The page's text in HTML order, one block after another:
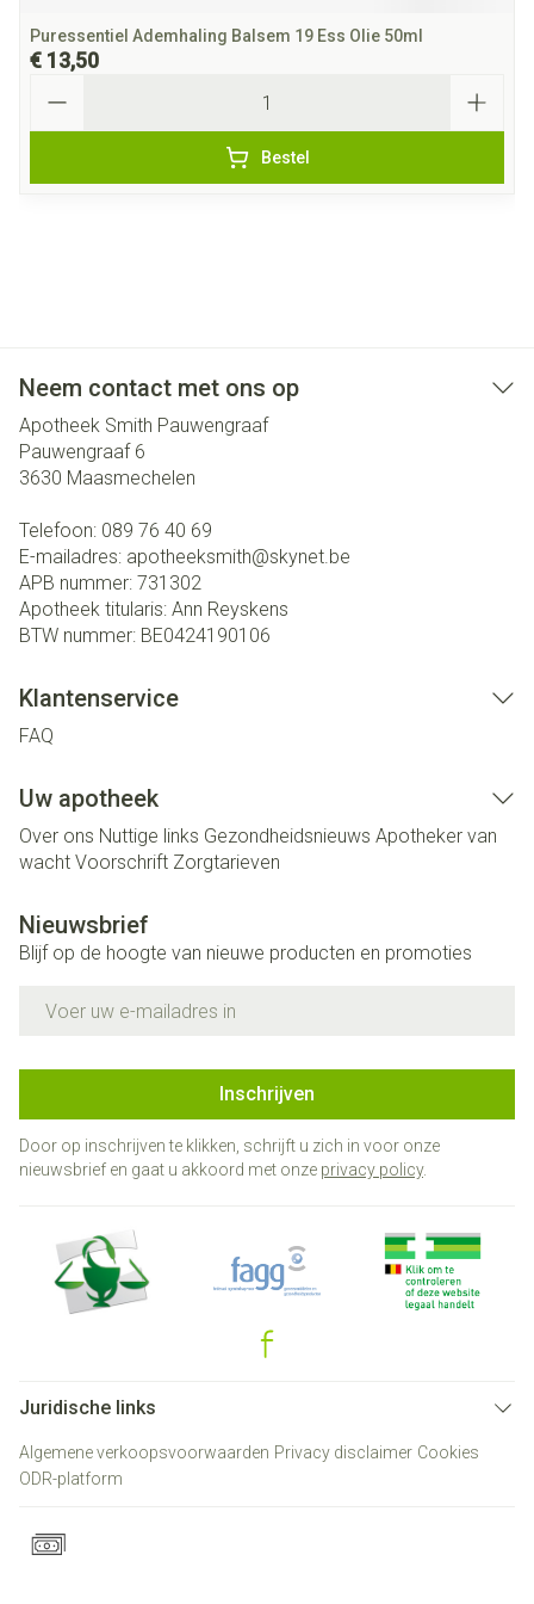
Puressentiel Ademhaling Balsem 19 Ess Olie 50ml
€ 13,50
Bestel
Neem contact met ons op
Apotheek Smith Pauwengraaf
Pauwengraaf 6
3630 Maasmechelen
Telefoon: 089 76 40 69
E-mailadres: apotheeksmith@skynet.be
APB nummer: 731302
Apotheek titularis: Ann Reyskens
BTW nummer: BE0424190106
Klantenservice
FAQ
Uw apotheek
Over ons Nuttige links Gezondheidsnieuws Apotheker van
wacht Voorschrift Zorgtarieven
Nieuwsbrief
Blijf op de hoogte van nieuwe producten en promoties
Inschrijven
Door op inschrijven te klikken, schrijft u zich in voor onze
nieuwsbrief en gaat u akkoord met onze privacy policy.
Juridische links
Algemene verkoopsvoorwaarden Privacy disclaimer Cookies
ODR-platform